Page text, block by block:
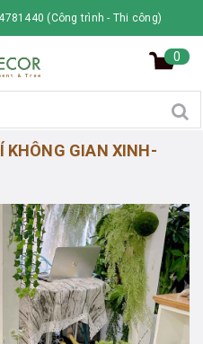
(Công trình - Thi công)
0
KHÔNG GIAN XINH-